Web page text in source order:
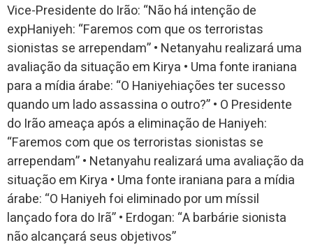
Vice-Presidente do Irão: “Não há intenção de
expHaniyeh: “Faremos com que os terroristas
sionistas se arrependam” • Netanyahu realizará uma
avaliação da situação em Kirya • Uma fonte iraniana
para a mídia árabe: “O Haniyehiações ter sucesso
quando um lado assassina o outro?” • O Presidente
do Irão ameaça após a eliminação de Haniyeh:
“Faremos com que os terroristas sionistas se
arrependam” • Netanyahu realizará uma avaliação da
situação em Kirya • Uma fonte iraniana para a mídia
árabe: “O Haniyeh foi eliminado por um míssil
lançado fora do Irã” • Erdogan: “A barbárie sionista
não alcançará seus objetivos”